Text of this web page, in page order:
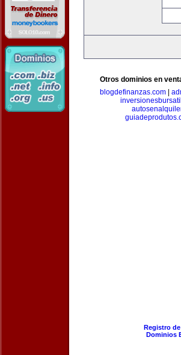
Otros dominios en
blogdefinanzas.com
Registro
Dominios